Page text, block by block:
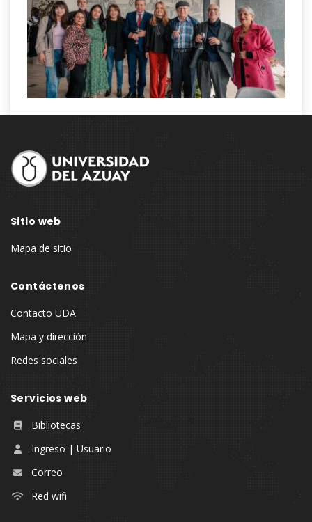
Footer
Sitio web
Mapa de sitio
Contáctenos
Contacto UDA
Mapa y dirección
Redes sociales
Servicios web
Bibliotecas
Ingreso | Usuario
Correo
Red wifi